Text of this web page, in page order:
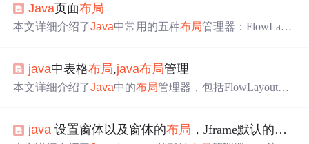
享更多相关资源。
Java页面布局
本文详细介绍了Java中常用的五种布局管理器：FlowLayo
局 的特点和使用方法通过实例代码进行了演示，例如Flow
Layout如何设置对齐方式和间距，BorderLayout如何分配组
置和大小。
java中表格布局,java布局管理
本文详细介绍了Java中的布局管理器，包括FlowLayout、
的实现方法。内容涵盖常用布局的特点、用法以及Java G
java 设置窗体以及窗体的布局 ，Jframe默认的布局